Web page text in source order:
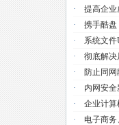
· 提高企业
· 携手酷盘
· 系统文件
· 彻底解决
· 防止同
· 内网安
· 企业计算
· 电子商